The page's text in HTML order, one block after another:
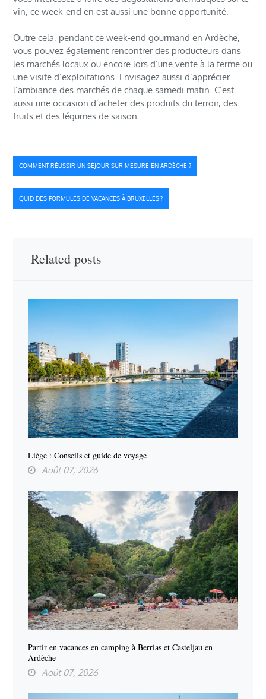
vin, ce week-end en est aussi une bonne opportunité.
Outre cela, pendant ce week-end gourmand en Ardèche,
vous pouvez également rencontrer des producteurs dans
les marchés locaux ou encore lors d’une vente à la ferme ou
une visite d’exploitations. Envisagez aussi d’apprécier
l’ambiance des marchés de chaque samedi matin. C’est
aussi une occasion d’acheter des produits du terroir, des
fruits et des légumes de saison…
Navigation
de
l’article
COMMENT RÉUSSIR UN SÉJOUR SUR MESURE EN ARDÈCHE ?
QUID DES FORMULES DE VACANCES À BRUXELLES ?
Related posts
Liège : Conseils et guide de voyage
Août 07, 2026
Partir en vacances en camping à Berrias et Casteljau en
Ardèche
Août 07, 2026